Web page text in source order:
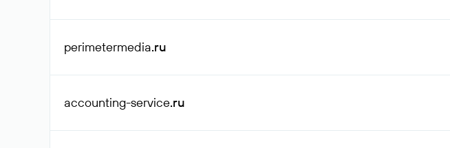
perimetermedia.ru
accounting-service.ru